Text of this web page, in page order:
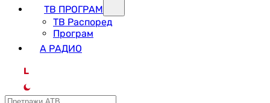
ТВ ПРОГРАМ
ТВ Распоред
Програм
А РАДИО
L